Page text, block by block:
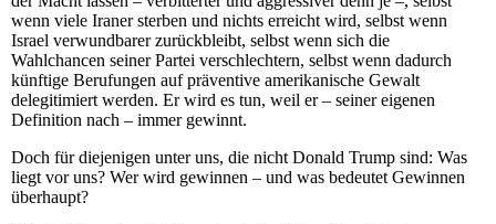
wenn viele Iraner sterben und nichts erreicht wird, selbst wenn
Israel verwundbarer zurückbleibt, selbst wenn sich die
Wahlchancen seiner Partei verschlechtern, selbst wenn dadurch
künftige Berufungen auf präventive amerikanische Gewalt
delegitimiert werden. Er wird es tun, weil er – seiner eigenen
Definition nach – immer gewinnt.
Doch für diejenigen unter uns, die nicht Donald Trump sind: Was
liegt vor uns? Wer wird gewinnen – und was bedeutet Gewinnen
überhaupt?